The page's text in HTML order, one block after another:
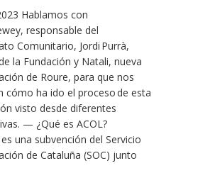
Hablamos con
responsable del
Comunitario, Jordi Purrà,
la Fundación y Natali, nueva
de Roure, para que nos
cómo ha ido el proceso de esta
visto desde diferentes
— ¿Qué es ACOL?
una subvención del Servicio
de Cataluña (SOC) junto